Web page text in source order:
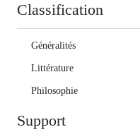
Classification
Généralités
Littérature
Philosophie
Support